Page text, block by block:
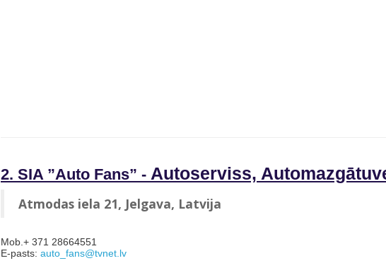
2. SIA ”Auto Fans” - Autoserviss,
Atmodas iela 21, Jelgava, Latvija
Mob.+ 371 28664551
E-pasts: auto_fans@tvnet.lv